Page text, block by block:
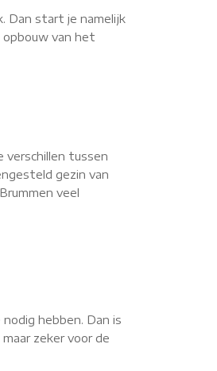
Dan start je namelijk
opbouw van het
tussen
gezin van
veel
hebben. Dan is
zeker voor de